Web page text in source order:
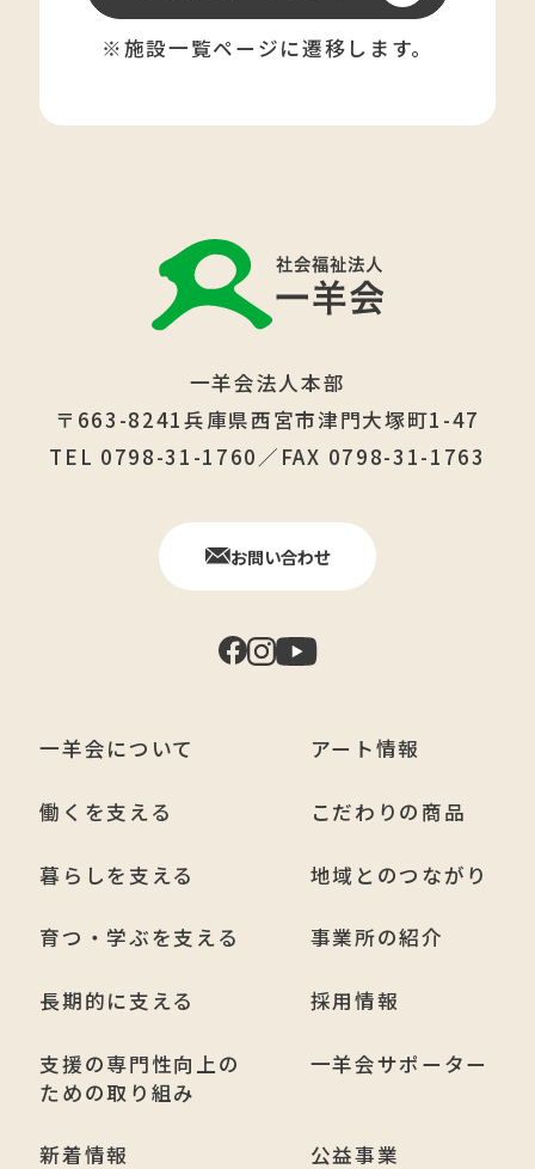
※施設一覧ページに遷移します。
一羊会法人本部
〒663-8241兵庫県西宮市津門大塚町1-47
TEL 0798-31-1760／FAX 0798-31-1763
お問い合わせ
一羊会について
働くを支える
暮らしを支える
育つ・学ぶを支える
長期的に支える
支援の専門性向上の
ための取り組み
新着情報
アート情報
こだわりの商品
地域とのつながり
事業所の紹介
採用情報
一羊会サポーター
公益事業